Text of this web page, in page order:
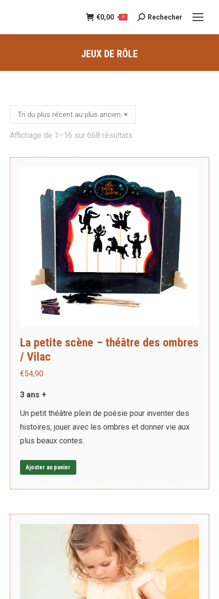
€0,00 0
Recherche
:
Rechecher
JEUX DE RÔLE
Affichage de 1–16 sur 668 résultats
au
plus
ancien
La petite scène – théâtre des ombres
/ Vilac
€54,90
3 ans +
Un petit théâtre plein de poésie pour inventer des
histoires, jouer avec les ombres et donner vie aux
plus beaux contes.
Ajouter au panier